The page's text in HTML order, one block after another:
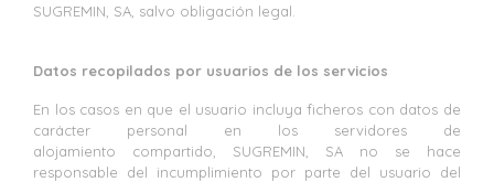
SUGREMIN, SA, salvo obligación legal.
Datos recopilados por usuarios de los servicios
En los casos en que el usuario incluya ficheros con datos de
carácter personal en los servidores de
alojamiento compartido, SUGREMIN, SA no se hace
responsable del incumplimiento por parte del usuario del